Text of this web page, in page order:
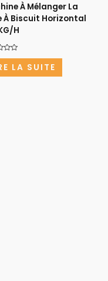
À Mélanger La
À Biscuit Horizontal
H
LA SUITE